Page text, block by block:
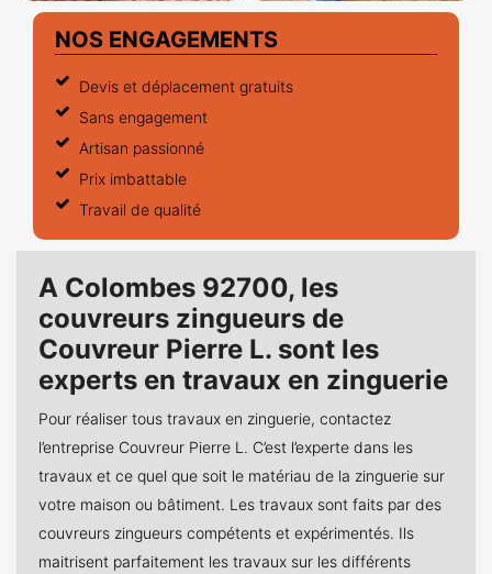
A Colombes 92700, les
couvreurs zingueurs de
Couvreur Pierre L. sont les
experts en travaux en zinguerie
Pour réaliser tous travaux en zinguerie, contactez
l’entreprise Couvreur Pierre L. C’est l’experte dans les
travaux et ce quel que soit le matériau de la zinguerie sur
votre maison ou bâtiment. Les travaux sont faits par des
couvreurs zingueurs compétents et expérimentés. Ils
maitrisent parfaitement les travaux sur les différents
NOS ENGAGEMENTS
Devis et déplacement gratuits
Sans engagement
Artisan passionné
Prix imbattable
Travail de qualité